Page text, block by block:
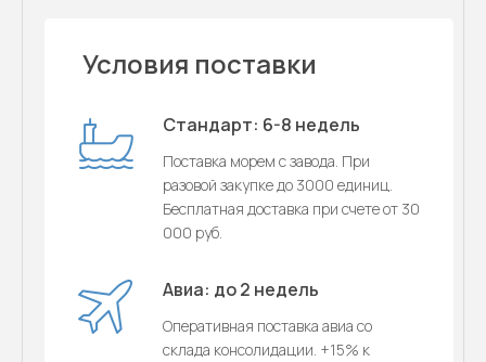
Условия поставки
Стандарт: 6-8 недель
Поставка морем с завода. При
разовой закупке до 3000 единиц.
Бесплатная доставка при счете от 30
000 руб.
Авиа: до 2 недель
Оперативная поставка авиа со
склада консолидации. +15% к